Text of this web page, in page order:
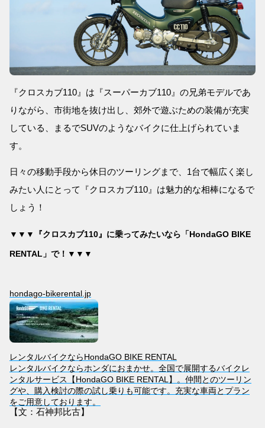
『クロスカブ110』は『スーパーカブ110』の兄弟モデルであ
りながら、市街地を抜け出し、郊外で遊ぶための装備が充実
している、まるでSUVのようなバイクに仕上げられていま
す。
日々の移動手段から休日のツーリングまで、1台で幅広く楽し
みたい人にとって『クロスカブ110』は魅力的な相棒になるで
しょう！
▼▼▼『クロスカブ110』に乗ってみたいなら「HondaGO BIKE
RENTAL」で！▼▼▼
hondago-bikerental.jp
レンタルバイクならHondaGO BIKE RENTAL
レンタルバイクならホンダにおまかせ。全国で展開するバイクレ
ンタルサービス【HondaGO BIKE RENTAL】。仲間とのツーリン
グや、購入検討の際の試し乗りも可能です。充実な車両とプラン
をご用意しております。
【文：石神邦比古】